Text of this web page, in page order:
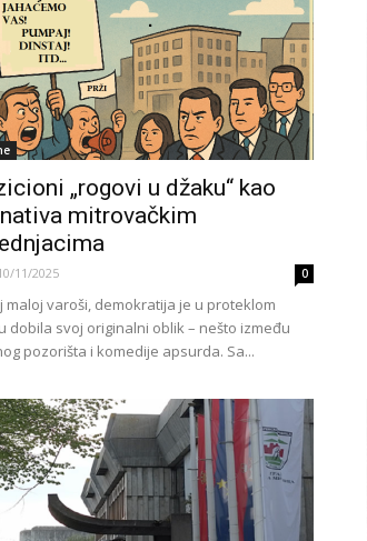
„rogovi u džaku“ kao
mitrovačkim
11/2025 0
maloj varoši, demokratija je u proteklom
dobila svoj originalni oblik – nešto između
pozorišta i komedije apsurda. Sa...